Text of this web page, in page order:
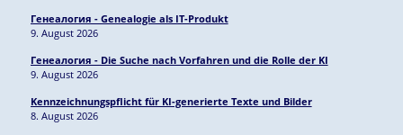
Генеалогия - Genealogie als IT-Produkt
9. August 2026
Генеалогия - Die Suche nach Vorfahren und die Rolle der KI
9. August 2026
Kennzeichnungspflicht für KI-generierte Texte und Bilder
8. August 2026